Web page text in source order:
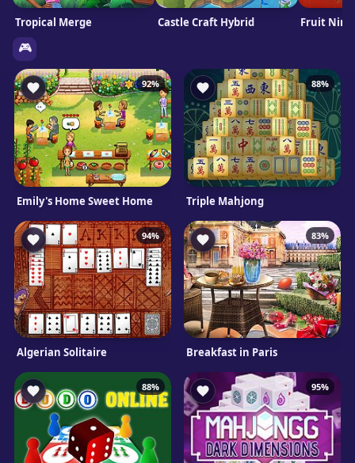
Tropical Merge Castle Craft Hybrid Fruit
🎮
92%
Emily's Home Sweet Home
88%
Triple Mahjong
94%
Algerian Solitaire
83%
Breakfast in Paris
88% 95%